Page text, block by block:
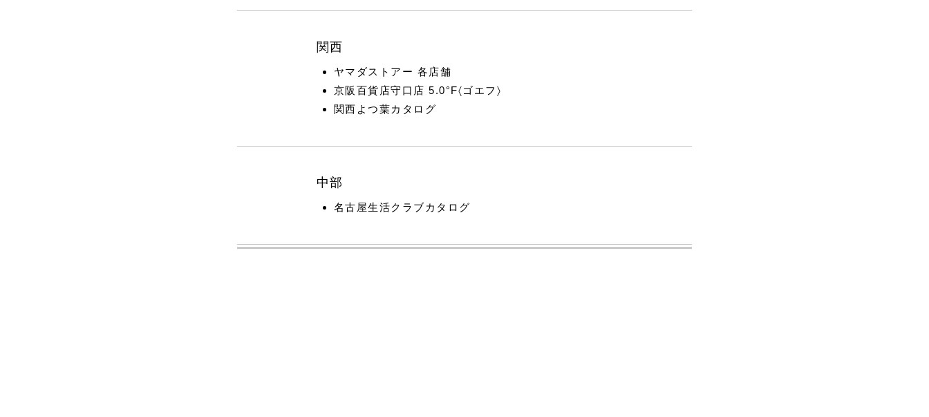
関⻄
ヤマダストアー 各店舗
京阪百貨店守口店 5.0°F〈ゴエフ〉
関⻄よつ葉カタログ
中部
名古屋生活クラブカタログ